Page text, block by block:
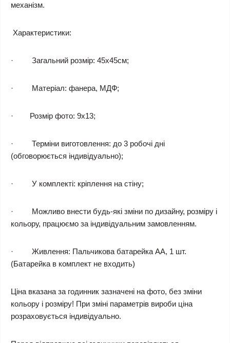
механізм.
Характеристики:
· Загальний розмір: 45х45см;
· Матеріал: фанера, МДФ;
· Розмір фото: 9х13;
· Терміни виготовлення: до 3 робочі дні
(обговорюється індивідуально);
· У комплекті: кріплення на стіну;
· Можливо внести будь-які зміни по дизайну, розміру і
кольору, працюємо за індивідуальним замовленням.
· Живлення: Пальчикова батарейка АА, 1 шт.
(Батарейка в комплект не входить)
Ціна вказана за годинник зазначені на фото, без зміни
кольору і розміру! При зміні параметрів вироби ціна
розраховується індивідуально.